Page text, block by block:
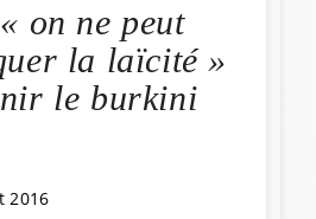
on ne peut
la laïcité »
le burkini
2016